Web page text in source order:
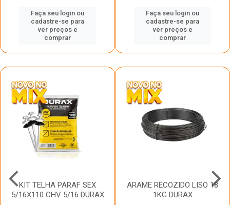
Faça seu login ou
cadastre-se para
ver preços e
comprar
Faça seu login ou
cadastre-se para
ver preços e
comprar
KIT TELHA PARAF SEX
5/16X110 CHV 5/16 DURAX
ARAME RECOZIDO LISO 18
1KG DURAX